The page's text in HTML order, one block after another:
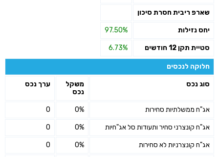
שארפ ריבית חסרת סיכון
יחס נזילות 97.50%
סטיית תקן 12 חודשים 6.73%
חלוקה לנכסים
סוג נכס
משקל
נכס
ערך נכס
אג"ח ממשלתיות סחירות 0%
0
אג"ח קונצרני סחיר ותעודות סל אג"חיות 0%
0
אג"ח קונצרניות לא סחירות 0%
0